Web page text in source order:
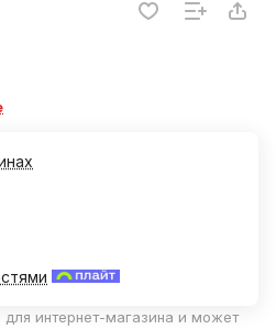
для интернет-магазина и может